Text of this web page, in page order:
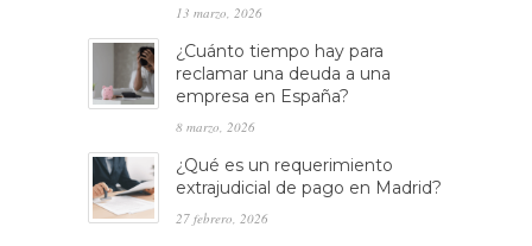
13 marzo, 2026
¿Cuánto tiempo hay para
reclamar una deuda a una
empresa en España?
8 marzo, 2026
¿Qué es un requerimiento
extrajudicial de pago en Madrid?
27 febrero, 2026